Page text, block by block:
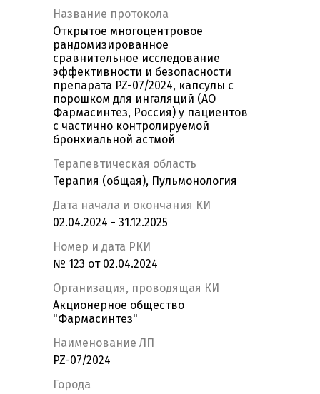
Название протокола
Открытое многоцентровое
рандомизированное
сравнительное исследование
эффективности и безопасности
препарата PZ-07/2024, капсулы с
порошком для ингаляций (АО
Фармасинтез, Россия) у пациентов
с частично контролируемой
бронхиальной астмой
Терапевтическая область
Терапия (общая), Пульмонология
Дата начала и окончания КИ
02.04.2024 - 31.12.2025
Номер и дата РКИ
№ 123 от 02.04.2024
Организация, проводящая КИ
Акционерное общество
"Фармасинтез"
Наименование ЛП
PZ-07/2024
Города